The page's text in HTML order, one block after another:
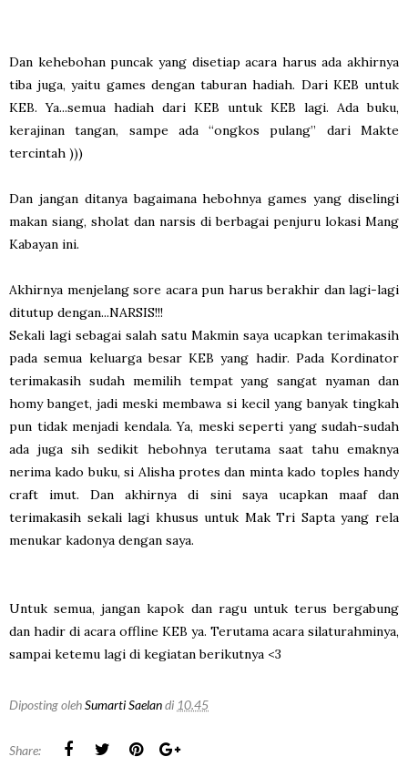
Dan kehebohan puncak yang disetiap acara harus ada akhirnya
tiba juga, yaitu games dengan taburan hadiah. Dari KEB untuk
KEB. Ya...semua hadiah dari KEB untuk KEB lagi. Ada buku,
kerajinan tangan, sampe ada “ongkos pulang” dari Makte
tercintah )))
Dan jangan ditanya bagaimana hebohnya games yang diselingi
makan siang, sholat dan narsis di berbagai penjuru lokasi Mang
Kabayan ini.
Akhirnya menjelang sore acara pun harus berakhir dan lagi-lagi
ditutup dengan...NARSIS!!!
Sekali lagi sebagai salah satu Makmin saya ucapkan terimakasih
pada semua keluarga besar KEB yang hadir. Pada Kordinator
terimakasih sudah memilih tempat yang sangat nyaman dan
homy banget, jadi meski membawa si kecil yang banyak tingkah
pun tidak menjadi kendala. Ya, meski seperti yang sudah-sudah
ada juga sih sedikit hebohnya terutama saat tahu emaknya
nerima kado buku, si Alisha protes dan minta kado toples handy
craft imut. Dan akhirnya di sini saya ucapkan maaf dan
terimakasih sekali lagi khusus untuk Mak Tri Sapta yang rela
menukar kadonya dengan saya.
Untuk semua, jangan kapok dan ragu untuk terus bergabung
dan hadir di acara offline KEB ya. Terutama acara silaturahminya,
sampai ketemu lagi di kegiatan berikutnya <3
Diposting olehSumarti Saelandi 10.45
Share: